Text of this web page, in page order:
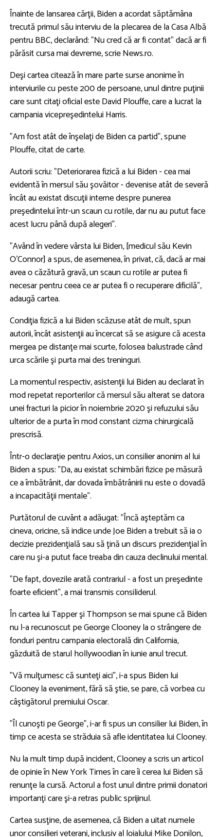
Înainte de lansarea cărţii, Biden a acordat săptămâna
trecută primul său interviu de la plecarea de la Casa Albă
pentru BBC, declarând: "Nu cred că ar fi contat" dacă ar fi
părăsit cursa mai devreme, scrie News.ro.
Deşi cartea citează în mare parte surse anonime în
interviurile cu peste 200 de persoane, unul dintre puţinii
care sunt citaţi oficial este David Plouffe, care a lucrat la
campania vicepreşedintelui Harris.
”Am fost atât de înşelaţi de Biden ca partid”, spune
Plouffe, citat de carte.
Autorii scriu: "Deteriorarea fizică a lui Biden - cea mai
evidentă în mersul său şovăitor - devenise atât de severă
încât au existat discuţii interne despre punerea
preşedintelui într-un scaun cu rotile, dar nu au putut face
acest lucru până după alegeri”.
”Având în vedere vârsta lui Biden, [medicul său Kevin
O'Connor] a spus, de asemenea, în privat, că, dacă ar mai
avea o căzătură gravă, un scaun cu rotile ar putea fi
necesar pentru ceea ce ar putea fi o recuperare dificilă”,
adaugă cartea.
Condiţia fizică a lui Biden scăzuse atât de mult, spun
autorii, încât asistenţii au încercat să se asigure că acesta
mergea pe distanţe mai scurte, folosea balustrade când
urca scările şi purta mai des treninguri.
La momentul respectiv, asistenţii lui Biden au declarat în
mod repetat reporterilor că mersul său alterat se datora
unei fracturi la picior în noiembrie 2020 şi refuzului său
ulterior de a purta în mod constant cizma chirurgicală
prescrisă.
Într-o declaraţie pentru Axios, un consilier anonim al lui
Biden a spus: ”Da, au existat schimbări fizice pe măsură
ce a îmbătrânit, dar dovada îmbătrânirii nu este o dovadă
a incapacităţii mentale”.
Purtătorul de cuvânt a adăugat: "Încă aşteptăm ca
cineva, oricine, să indice unde Joe Biden a trebuit să ia o
decizie prezidenţială sau să ţină un discurs prezidenţial în
care nu şi-a putut face treaba din cauza declinului mental.
”De fapt, dovezile arată contrariul - a fost un preşedinte
foarte eficient”, a mai transmis consiliderul.
În cartea lui Tapper şi Thompson se mai spune că Biden
nu l-a recunoscut pe George Clooney la o strângere de
fonduri pentru campania electorală din California,
găzduită de starul hollywoodian în iunie anul trecut.
"Vă mulţumesc că sunteţi aici", i-a spus Biden lui
Clooney la eveniment, fără să ştie, se pare, că vorbea cu
câştigătorul premiului Oscar.
"Îl cunoşti pe George", i-ar fi spus un consilier lui Biden, în
timp ce acesta se străduia să afle identitatea lui Clooney.
Nu la mult timp după incident, Clooney a scris un articol
de opinie în New York Times în care îi cerea lui Biden să
renunţe la cursă. Actorul a fost unul dintre primii donatori
importanţi care şi-a retras public sprijinul.
Cartea susţine, de asemenea, că Biden a uitat numele
unor consilieri veterani, inclusiv al loialului Mike Donilon,